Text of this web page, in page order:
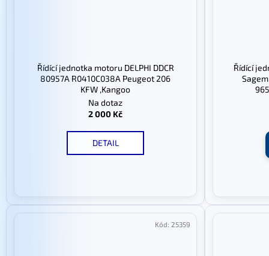
Řídící jednotka motoru DELPHI DDCR
80957A R0410C038A Peugeot 206
KFW ,Kangoo
Na dotaz
2 000 Kč
DETAIL
Řídící
Kód: 25359